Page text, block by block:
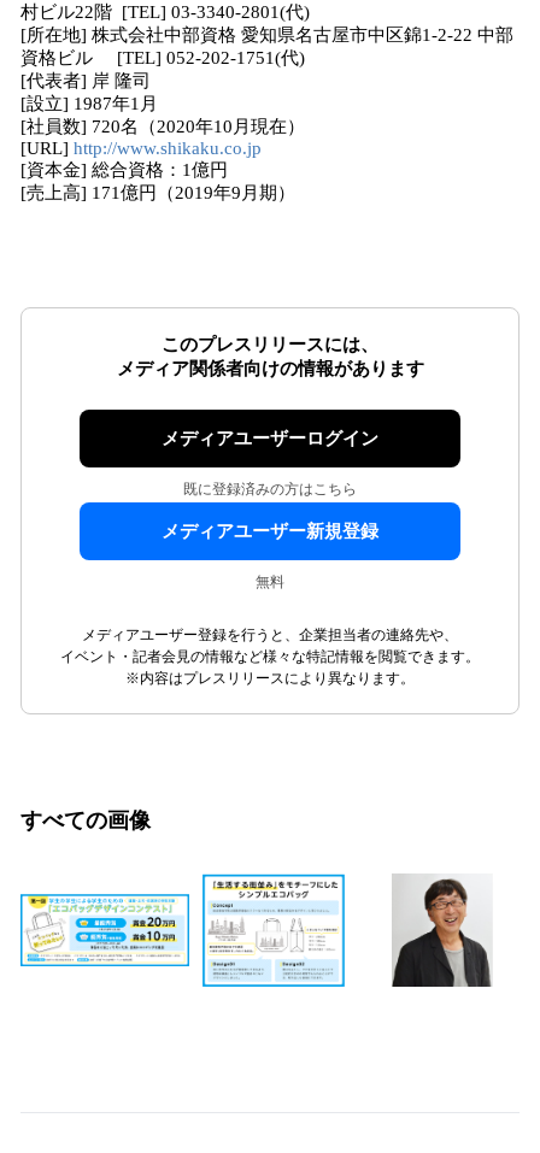
村ビル22階 [TEL] 03-3340-2801(代)
[所在地] 株式会社中部資格 愛知県名古屋市中区錦1-2-22 中部
資格ビル [TEL] 052-202-1751(代)
[代表者] 岸 隆司
[設立] 1987年1月
[社員数] 720名（2020年10月現在）
[URL] http://www.shikaku.co.jp
[資本金] 総合資格：1億円
[売上高] 171億円（2019年9月期）
このプレスリリースには、
メディア関係者向けの情報があります
メディアユーザーログイン
既に登録済みの方はこちら
メディアユーザー新規登録
無料
メディアユーザー登録を行うと、企業担当者の連絡先や、
イベント・記者会見の情報など様々な特記情報を閲覧できます。
※内容はプレスリリースにより異なります。
すべての画像